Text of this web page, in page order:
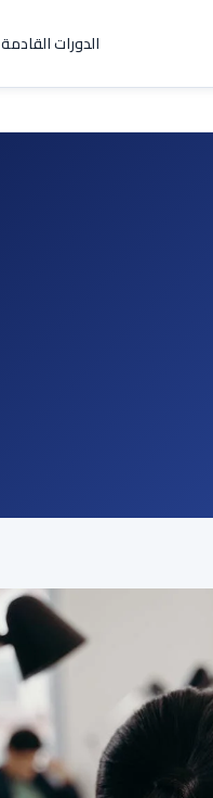
الدورات القادمة